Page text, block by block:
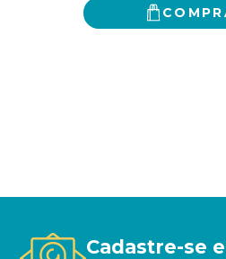
Cadastre-se